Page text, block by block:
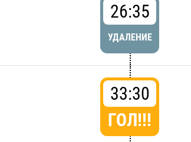
26:35
УДАЛЕНИЕ
33:30
ГОЛ!!!